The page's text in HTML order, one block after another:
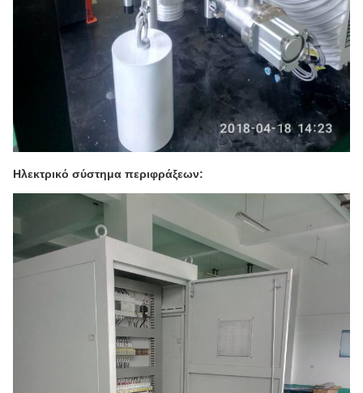
Ηλεκτρικό σύστημα περιφράξεων: